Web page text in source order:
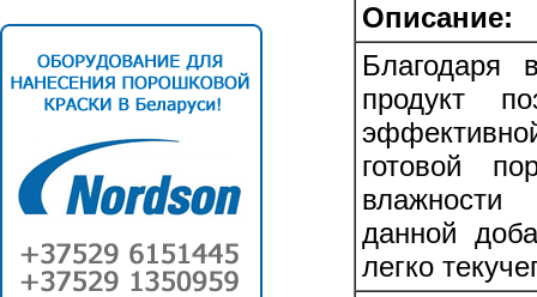
Описание:
Благодаря
продукт
готовой
влажности
данной
легко